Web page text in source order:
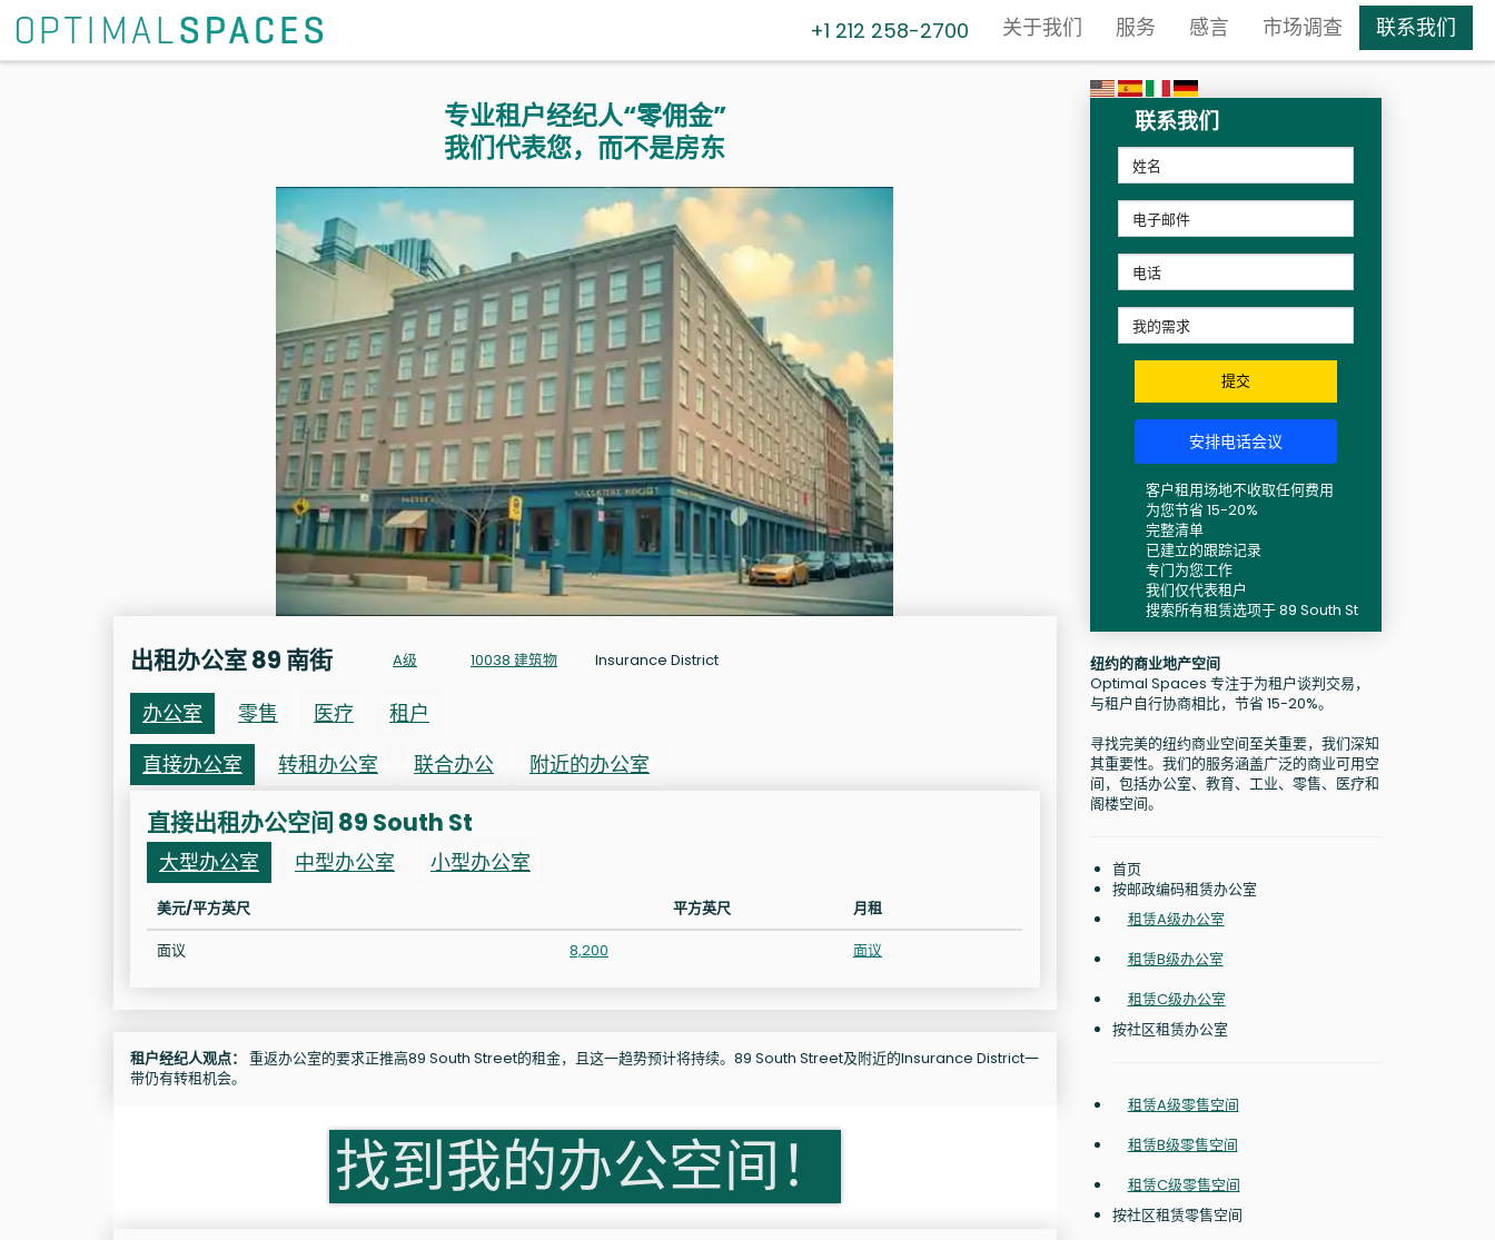
+1 212 258-2700 关于我们 服务 感言 市场调查 联系我们
专业租户经纪人“零佣金”
我们代表您，而不是房东
出租办公室 89 南街 A级 10038 建筑物 Insurance District
办公室 零售 医疗
租户
直接办公室
转租办公室 联合办公 附近的办公室
直接出租办公空间 89 South St
大型办公室 中型办公室 小型办公室
美元/平方英尺 平方英尺
月租
面议
8,200 面议
租户经纪人观点： 重返办公室的要求正推高89 South Street的租金，且这一趋势预计将持续。89 South Street及附近的Insurance District一
带仍有转租机会。
找到我的办公空间！
联系我们
提交
安排电话会议
客户租用场地不收取任何费用
为您节省 15-20%
完整清单
已建立的跟踪记录
专门为您工作
我们仅代表租户
搜索所有租赁选项于 89 South St
纽约的商业地产空间
Optimal Spaces 专注于为租户谈判交易，
与租户自行协商相比，节省 15-20%。
寻找完美的纽约商业空间至关重要，我们深知
其重要性。我们的服务涵盖广泛的商业可用空
间，包括办公室、教育、工业、零售、医疗和
阁楼空间。
首页
按邮政编码租赁办公室
租赁A级办公室
租赁B级办公室
租赁C级办公室
按社区租赁办公室
租赁A级零售空间
租赁B级零售空间
租赁C级零售空间
按社区租赁零售空间